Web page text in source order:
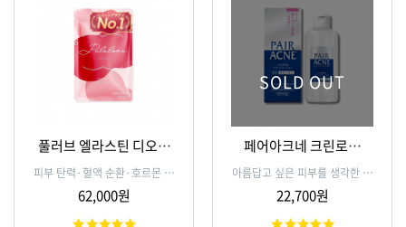
풀러브 엘라스틴 디오스
게닌 15일분(15정)
피부 탄력·혈액 순환·호르몬 균
형 지원 가슴탄력에서도 좋은 여
성뷰티영양제
62,000원
SOLD OUT
페어아크네 크린로션
160ml
아름답고 싶은 피부를 생각한 저
자극성 피부 트러블 여드름 예방
약용 화장수.
22,700원